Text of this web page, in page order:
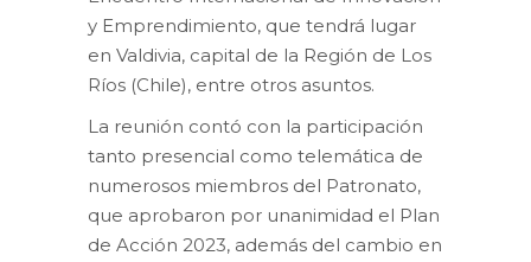
y Emprendimiento, que tendrá lugar
en Valdivia, capital de la Región de Los
Ríos (Chile), entre otros asuntos.
La reunión contó con la participación
tanto presencial como telemática de
numerosos miembros del Patronato,
que aprobaron por unanimidad el Plan
de Acción 2023, además del cambio en